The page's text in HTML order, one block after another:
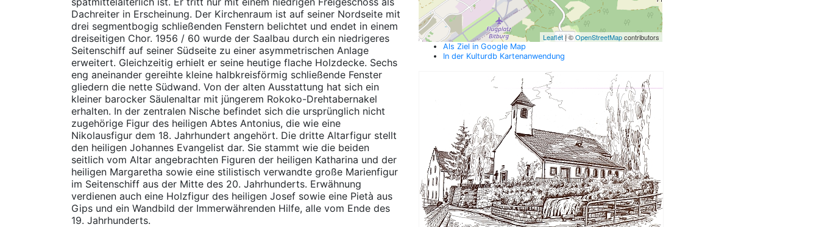
Dachreiter in Erscheinung. Der Kirchenraum ist auf seiner Nordseite mit
drei segmentbogig schließenden Fenstern belichtet und endet in einem
dreiseitigen Chor. 1956 / 60 wurde der Saalbau durch ein niedrigeres
Seitenschiff auf seiner Südseite zu einer asymmetrischen Anlage
erweitert. Gleichzeitig erhielt er seine heutige flache Holzdecke. Sechs
eng aneinander gereihte kleine halbkreisförmig schließende Fenster
gliedern die nette Südwand. Von der alten Ausstattung hat sich ein
kleiner barocker Säulenaltar mit jüngerem Rokoko-Drehtabernakel
erhalten. In der zentralen Nische befindet sich die ursprünglich nicht
zugehörige Figur des heiligen Abtes Antonius, die wie eine
Nikolausfigur dem 18. Jahrhundert angehört. Die dritte Altarfigur stellt
den heiligen Johannes Evangelist dar. Sie stammt wie die beiden
seitlich vom Altar angebrachten Figuren der heiligen Katharina und der
heiligen Margaretha sowie eine stilistisch verwandte große Marienfigur
im Seitenschiff aus der Mitte des 20. Jahrhunderts. Erwähnung
verdienen auch eine Holzfigur des heiligen Josef sowie eine Pietà aus
Gips und ein Wandbild der Immerwährenden Hilfe, alle vom Ende des
19. Jahrhunderts.
Leaflet| ©OpenStreetMapcontributors
Als Ziel in Google Map
In der Kulturdb Kartenanwendung